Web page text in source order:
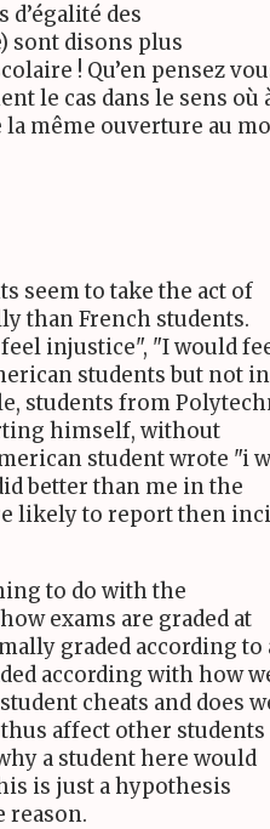
d’égalité des
sont disons plus
! Qu’en pensez
le cas dans le sens où
même ouverture au
seem to take the act of
than French students.
injustice", "I would
students but not
students from
himself, without
student wrote "i
better than me in the
likely to report then
to do with the
exams are graded at
graded according to
according with how
cheats and does
affect other students
a student here would
is just a hypothesis
reason.